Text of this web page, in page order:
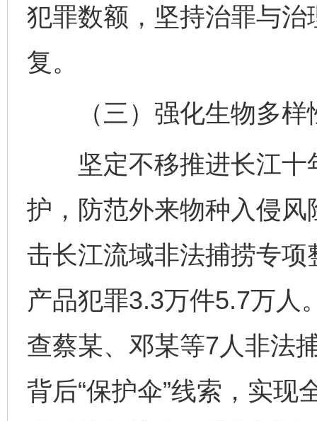
犯罪数额，坚持治罪与
复。
（三）强化生物多样
坚定不移推进长江十
护，防范外来物种入侵
击长江流域非法捕捞专
产品犯罪3.3万件5.7万人
查蔡某、邓某等7人非法
背后“保护伞”线索，实现